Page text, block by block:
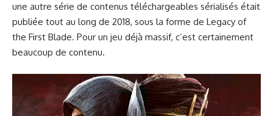
une autre série de contenus téléchargeables sérialisés était
publiée tout au long de 2018, sous la forme de Legacy of
the First Blade. Pour un jeu déjà massif, c’est certainement
beaucoup de contenu.